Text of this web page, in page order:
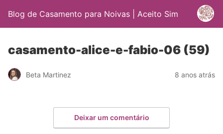
Blog de Casamento para Noivas | Aceito Sim
casamento-alice-e-fabio-06 (59)
Beta Martinez 8 anos atrás
Deixar um comentário